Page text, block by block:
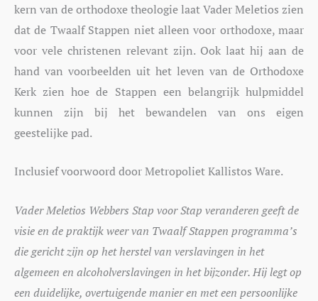
kern van de orthodoxe theologie laat Vader Meletios zien
dat de Twaalf Stappen niet alleen voor orthodoxe, maar
voor vele christenen relevant zijn. Ook laat hij aan de
hand van voorbeelden uit het leven van de Orthodoxe
Kerk zien hoe de Stappen een belangrijk hulpmiddel
kunnen zijn bij het bewandelen van ons eigen
geestelijke pad.
Inclusief voorwoord door Metropoliet Kallistos Ware.
Vader Meletios Webbers Stap voor Stap veranderen geeft de
visie en de praktijk weer van Twaalf Stappen programma’s
die gericht zijn op het herstel van verslavingen in het
algemeen en alcoholverslavingen in het bijzonder. Hij legt op
een duidelijke, overtuigende manier en met een persoonlijke